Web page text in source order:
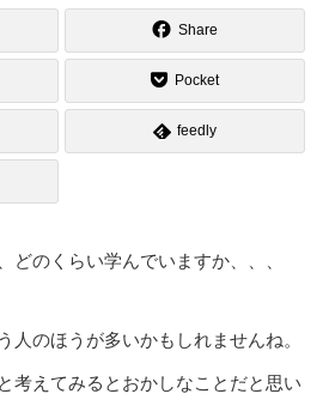
Share
Pocket
feedly
どのくらい学んでいますか、、、
人のほうが多いかもしれませんね。
考えてみるとおかしなことだと思い